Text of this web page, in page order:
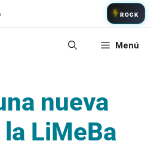
ROCK
Menú
nueva
LiMeBa